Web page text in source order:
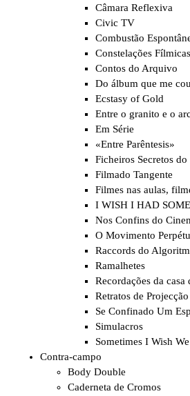
Câmara Reflexiva
Civic TV
Combustão
Constelações Fílmicas
Contos do Arquivo
Do álbum que me
Ecstasy of Gold
Entre o granito e o
Em Série
«Entre Parêntesis»
Ficheiros Secretos
Filmado Tangente
Filmes nas aulas,
I WISH I HAD
Nos Confins do
O Movimento
Raccords do
Ramalhetes
Recordações da casa
Retratos de Projecção
Se Confinado Um
Simulacros
Sometimes I Wish
Contra-campo
Body Double
Caderneta de Cromos